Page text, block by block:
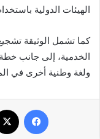
الهيئات الدولية
كما تشمل الوثيقة
الخدمية، إلى جانب خطة
ولغة وطنية أخرى في
فيسبوك